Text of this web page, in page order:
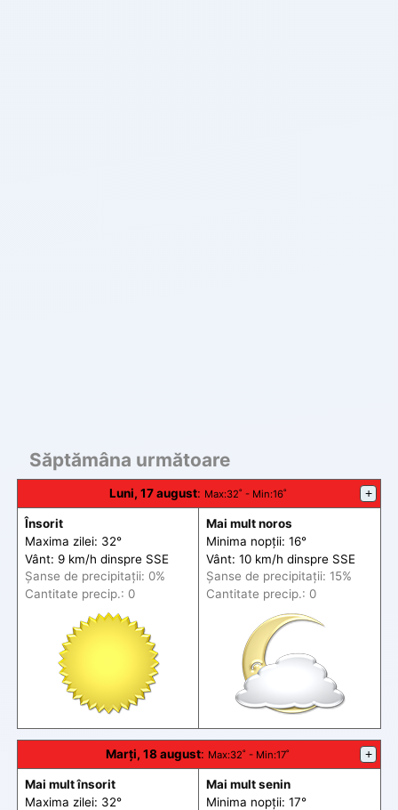
Săptămâna următoare
Luni, 17 august: Max:32˚ - Min:16˚ +
Însorit
Maxima zilei: 32°
Vânt: 9 km/h dinspre SSE
Șanse de precipitații: 0%
Cantitate precip.: 0
Mai mult noros
Minima nopții: 16°
Vânt: 10 km/h dinspre SSE
Șanse de precipitații: 15%
Cantitate precip.: 0
Marți, 18 august: Max:32˚ - Min:17˚ +
Mai mult însorit
Maxima zilei: 32°
Mai mult senin
Minima nopții: 17°